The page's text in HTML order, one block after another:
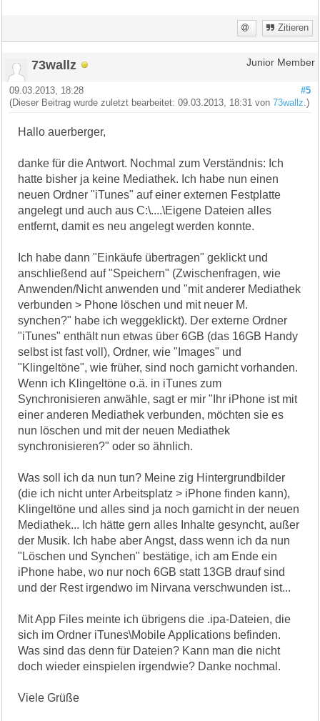
Zitieren
73wallz Junior Member
#5
09.03.2013, 18:28
(Dieser Beitrag wurde zuletzt bearbeitet: 09.03.2013, 18:31 von73wallz .)
Hallo auerberger,
danke für die Antwort. Nochmal zum Verständnis: Ich
hatte bisher ja keine Mediathek. Ich habe nun einen
neuen Ordner "iTunes" auf einer externen Festplatte
angelegt und auch aus C:\....\Eigene Dateien alles
entfernt, damit es neu angelegt werden konnte.
Ich habe dann "Einkäufe übertragen" geklickt und
anschließend auf "Speichern" (Zwischenfragen, wie
Anwenden/Nicht anwenden und "mit anderer Mediathek
verbunden > Phone löschen und mit neuer M.
synchen?" habe ich weggeklickt). Der externe Ordner
"iTunes" enthält nun etwas über 6GB (das 16GB Handy
selbst ist fast voll), Ordner, wie "Images" und
"Klingeltöne", wie früher, sind noch garnicht vorhanden.
Wenn ich Klingeltöne o.ä. in iTunes zum
Synchronisieren anwähle, sagt er mir "Ihr iPhone ist mit
einer anderen Mediathek verbunden, möchten sie es
nun löschen und mit der neuen Mediathek
synchronisieren?" oder so ähnlich.
Was soll ich da nun tun? Meine zig Hintergrundbilder
(die ich nicht unter Arbeitsplatz > iPhone finden kann),
Klingeltöne und alles sind ja noch garnicht in der neuen
Mediathek... Ich hätte gern alles Inhalte gesyncht, außer
der Musik. Ich habe aber Angst, dass wenn ich da nun
"Löschen und Synchen" bestätige, ich am Ende ein
iPhone habe, wo nur noch 6GB statt 13GB drauf sind
und der Rest irgendwo im Nirvana verschwunden ist...
Mit App Files meinte ich übrigens die .ipa-Dateien, die
sich im Ordner iTunes\Mobile Applications befinden.
Was sind das denn für Dateien? Kann man die nicht
doch wieder einspielen irgendwie? Danke nochmal.
Viele Grüße